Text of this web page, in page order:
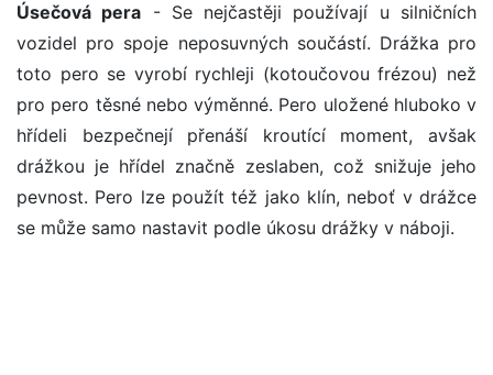
Úsečová pera - Se nejčastěji používají u silničních
vozidel pro spoje neposuvných součástí. Drážka pro
toto pero se vyrobí rychleji (kotoučovou frézou) než
pro pero těsné nebo výměnné. Pero uložené hluboko v
hřídeli bezpečnejí přenáší kroutící moment, avšak
drážkou je hřídel značně zeslaben, což snižuje jeho
pevnost. Pero lze použít též jako klín, neboť v drážce
se může samo nastavit podle úkosu drážky v náboji.